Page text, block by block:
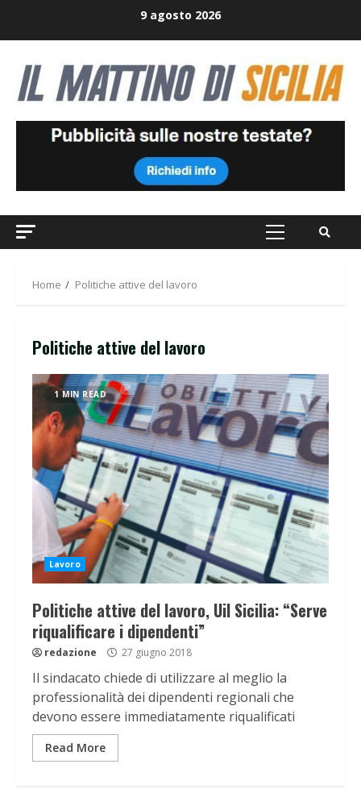
9 agosto 2026
Primary
Home Politiche attive del lavoro
Politiche attive del lavoro
1 MIN READ
Lavoro
Politiche attive del lavoro, Uil Sicilia: “Serve
riqualificare i dipendenti”
redazione 27 giugno 2018
Il sindacato chiede di utilizzare al meglio la
professionalità dei dipendenti regionali che
devono essere immediatamente riqualificati
Read More